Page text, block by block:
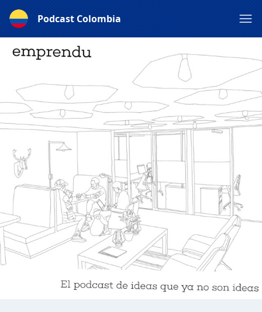
Podcast Colombia